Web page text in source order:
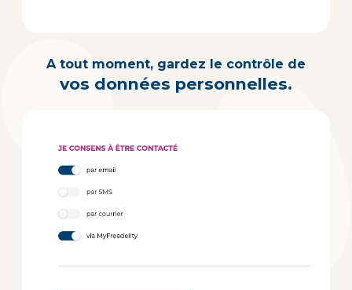
A tout moment, gardez le contrôle de
vos données personnelles.